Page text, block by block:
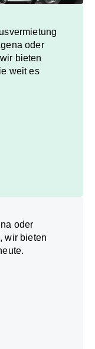
oder
bieten
weit es
oder
wir bieten